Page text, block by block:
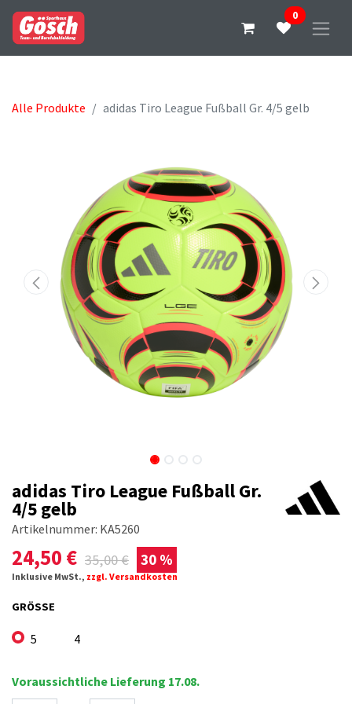
0
Alle Produkte adidas Tiro League Fußball Gr. 4/5 gelb
adidas Tiro League Fußball Gr.
4/5 gelb
Artikelnummer: KA5260
24,50 € 35,00€ 30 %
Inklusive MwSt., zzgl. Versandkosten
GRÖSSE
5 4
Voraussichtliche Lieferung 17.08.